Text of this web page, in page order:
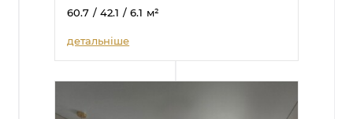
60.7 / 42.1 / 6.1 м²
детальніше